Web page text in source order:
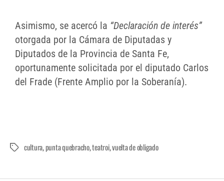
Asimismo, se acercó la “Declaración de interés”
otorgada por la Cámara de Diputadas y
Diputados de la Provincia de Santa Fe,
oportunamente solicitada por el diputado Carlos
del Frade (Frente Amplio por la Soberanía).
cultura,punta quebracho,teatroi,vuelta de obligado